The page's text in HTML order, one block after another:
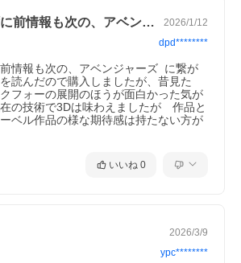
よる「ファンタスティック4」待望の第1
ヒーローでありながらも、一人の人間とし
有の危機に挑む4人の姿を描いたドラマチッ
。
4：ファースト・ステップ』
中で愛され、強い絆で結ばれた彼ら家族に
も加わろうとしていた。／しかし、チーム
あまり期待せずに前情報も次の、アベンジ… 2026/1/12
dpd********
情報も次の、アベンジャーズ  に繋が
読んだので購入しましたが、昔見た
フォーの展開のほうが面白かった気が
の技術で3Dは味わえましたが　作品と
ベル作品の様な期待感は持たない方が
いいね 0
2026/3/9
ypc********